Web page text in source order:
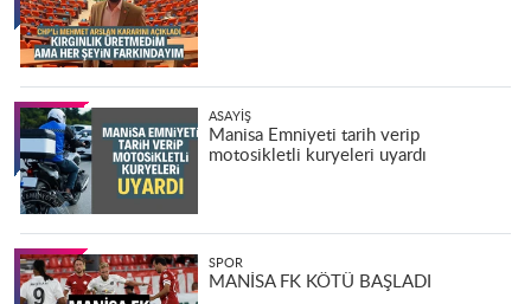
ASAYIŞ
Manisa Emniyeti tarih verip
motosikletli kuryeleri uyardı
SPOR
MANİSA FK KÖTÜ BAŞLADI